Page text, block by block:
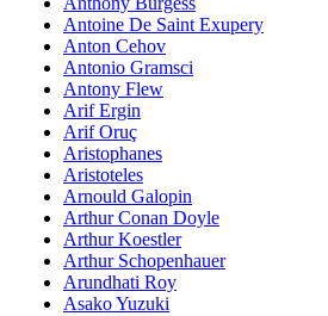
Antoine De Saint Exupery
Anton Cehov
Antonio Gramsci
Antony Flew
Arif Ergin
Arif Oruç
Aristophanes
Aristoteles
Arnould Galopin
Arthur Conan Doyle
Arthur Koestler
Arthur Schopenhauer
Arundhati Roy
Asako Yuzuki